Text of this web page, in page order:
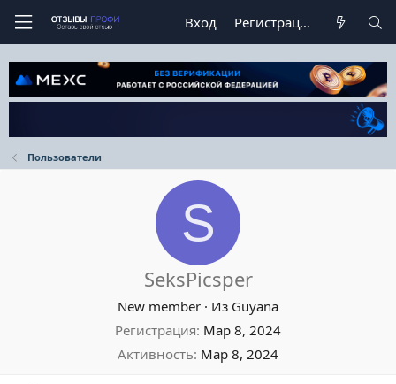
Вход Регистрация
Пользователи
S
SeksPicsper
New member · Из Guyana
Регистрация Мар 8, 2024
Активность Мар 8, 2024